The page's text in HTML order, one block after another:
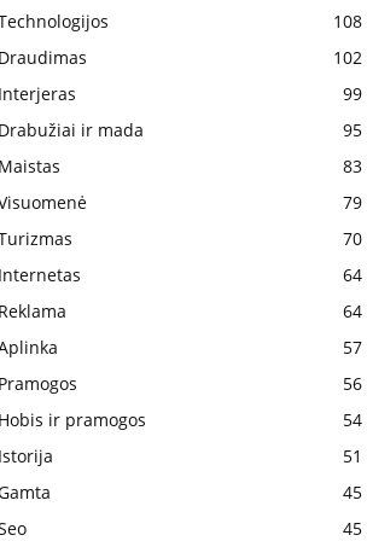
108
102
99
ir mada
95
83
79
70
64
64
57
56
ir pramogos
54
51
45
45